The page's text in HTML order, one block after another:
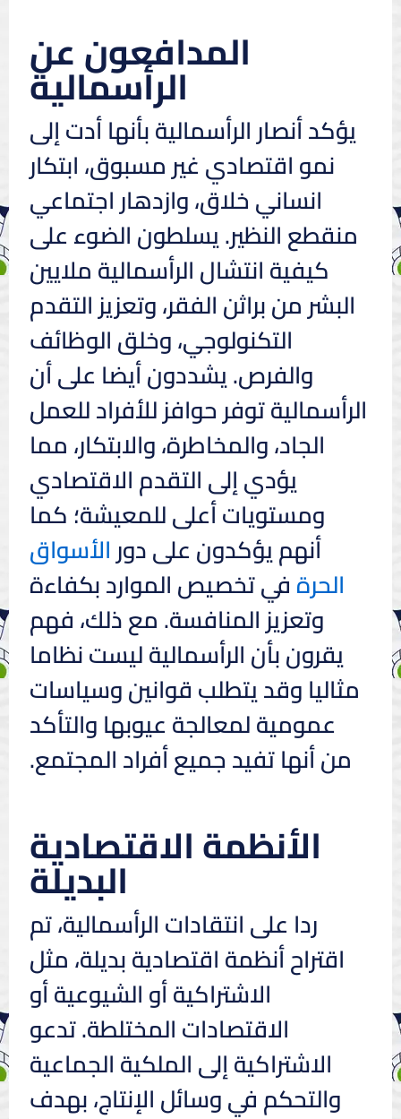
المدافعون عن
الرأسمالية
يؤكد أنصار الرأسمالية بأنها أدت إلى
نمو اقتصادي غير مسبوق، ابتكار
انساني خلاق، وازدهار اجتماعي
منقطع النظير. يسلطون الضوء على
كيفية انتشال الرأسمالية ملايين
البشر من براثن الفقر، وتعزيز التقدم
التكنولوجي، وخلق الوظائف
والفرص. يشددون أيضا على أن
الرأسمالية توفر حوافز للأفراد للعمل
الجاد، والمخاطرة، والابتكار، مما
يؤدي إلى التقدم الاقتصادي
ومستويات أعلى للمعيشة؛ كما
أنهم يؤكدون على دورالأسواق
الحرةفي تخصيص الموارد بكفاءة
وتعزيز المنافسة. مع ذلك، فهم
يقرون بأن الرأسمالية ليست نظاما
مثاليا وقد يتطلب قوانين وسياسات
عمومية لمعالجة عيوبها والتأكد
من أنها تفيد جميع أفراد المجتمع.
الأنظمة الاقتصادية
البديلة
ردا على انتقادات الرأسمالية، تم
اقتراح أنظمة اقتصادية بديلة، مثل
الاشتراكية أو الشيوعية أو
الاقتصادات المختلطة. تدعو
الاشتراكية إلى الملكية الجماعية
والتحكم في وسائل الإنتاج، بهدف